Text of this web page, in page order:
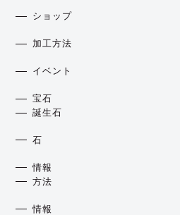
ショップ
加工方法
イベント
宝石
誕生石
石
情報
方法
情報